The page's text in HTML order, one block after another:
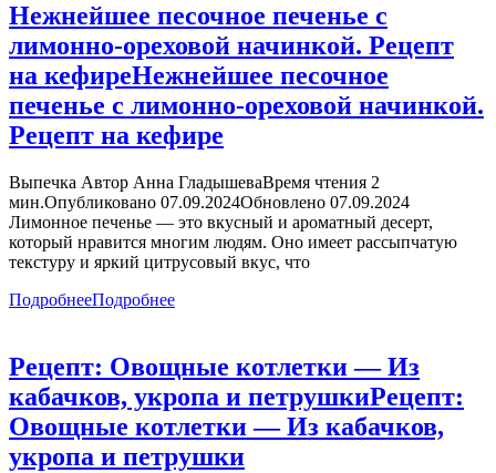
Нежнейшее песочное печенье с
лимонно-ореховой начинкой. Рецепт
на кефиреНежнейшее песочное
печенье с лимонно-ореховой начинкой.
Рецепт на кефире
Выпечка Автор Анна ГладышеваВремя чтения 2
мин.Опубликовано 07.09.2024Обновлено 07.09.2024
Лимонное печенье — это вкусный и ароматный десерт,
который нравится многим людям. Оно имеет рассыпчатую
текстуру и яркий цитрусовый вкус, что
ПодробнееПодробнее
Рецепт: Овощные котлетки — Из
кабачков, укропа и петрушкиРецепт:
Овощные котлетки — Из кабачков,
укропа и петрушки